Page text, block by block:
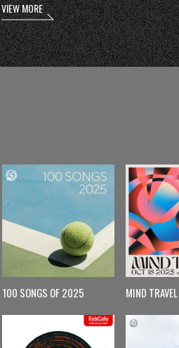
VIEW MORE
100 SONGS OF 2025 MIND TRAVEL